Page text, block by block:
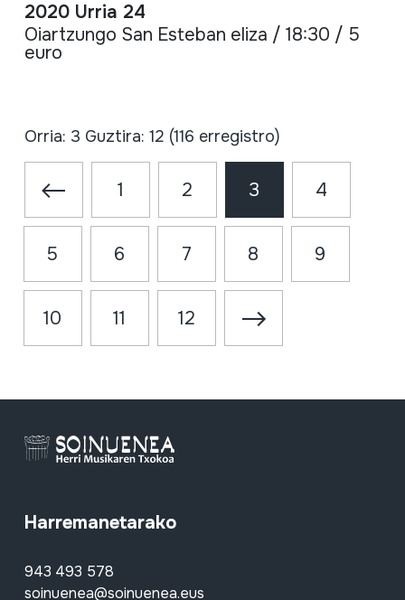
2020 Urria 24
Oiartzungo San Esteban eliza / 18:30 / 5
euro
Orria: 3 Guztira: 12 (116 erregistro)
1 2 3 4
5 6 7 8 9
10 11 12
Harremanetarako
943 493 578
soinuenea@soinuenea.eus